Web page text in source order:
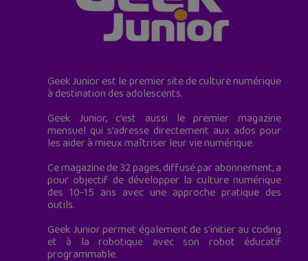
Geek Junior est le premier site de culture numérique
à destination des adolescents.
Geek Junior, c’est aussi le premier magazine
mensuel qui s’adresse directement aux ados pour
les aider à mieux maîtriser leur vie numérique.
Ce magazine de 32 pages, diffusé par abonnement, a
pour objectif de développer la culture numérique
des 10-15 ans avec une approche pratique des
outils.
Geek Junior permet également de s'initier au coding
et à la robotique avec son robot éducatif
programmable.